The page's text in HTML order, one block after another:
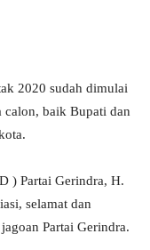
2020 sudah dimulai
calon, baik Bupati dan
) Partai Gerindra, H.
selamat dan
Partai Gerindra.